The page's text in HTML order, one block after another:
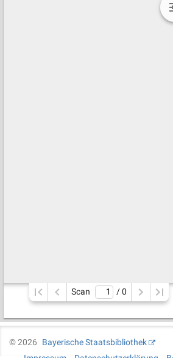
Scan / 0
©2026
Bayerische Staatsbibliothek